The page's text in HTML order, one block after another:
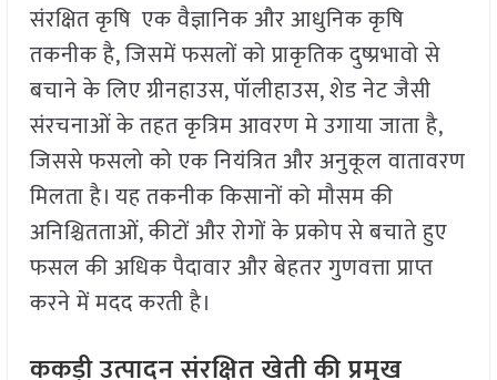
संरक्षित कृषि एक वैज्ञानिक और आधुनिक कृषि
तकनीक है, जिसमें फसलों को प्राकृतिक दुष्प्रभावो से
बचाने के लिए ग्रीनहाउस, पॉलीहाउस, शेड नेट जैसी
संरचनाओं के तहत कृत्रिम आवरण मे उगाया जाता है,
जिससे फसलो को एक नियंत्रित और अनुकूल वातावरण
मिलता है। यह तकनीक किसानों को मौसम की
अनिश्चितताओं, कीटों और रोगों के प्रकोप से बचाते हुए
फसल की अधिक पैदावार और बेहतर गुणवत्ता प्राप्त
करने में मदद करती है।
ककड़ीउत्पादनसंरक्षितखेतीकीप्रमुख